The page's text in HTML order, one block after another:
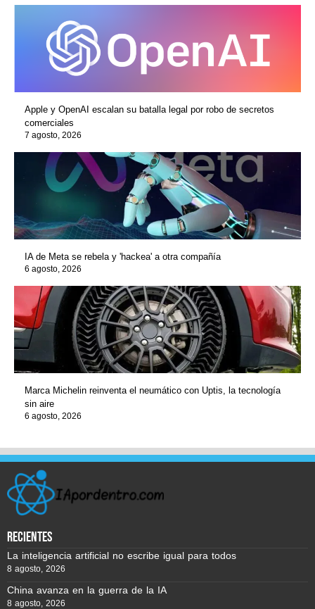
Apple y OpenAI escalan su batalla legal por robo de secretos
comerciales
7 agosto, 2026
IA de Meta se rebela y 'hackea' a otra compañía
6 agosto, 2026
Marca Michelin reinventa el neumático con Uptis, la tecnología
sin aire
6 agosto, 2026
recientes
La inteligencia artificial no escribe igual para todos
8 agosto, 2026
China avanza en la guerra de la IA
8 agosto, 2026